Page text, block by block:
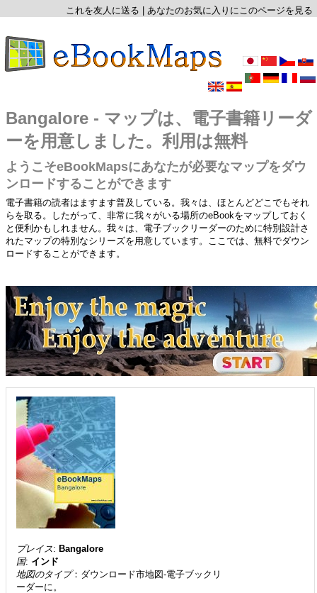
これを友人に送る あなたのお気に入りにこのページを見る
Bangalore - マップは、電子書籍リーダ
ーを用意しました。利用は無料
ようこそeBookMapsにあなたが必要なマップをダウ
ンロードすることができます
電子書籍の読者はますます普及している。我々は、ほとんどどこでもそれ
らを取る。したがって、非常に我々がいる場所のeBookをマップしておく
と便利かもしれません。我々は、電子ブックリーダーのために特別設計さ
れたマップの特別なシリーズを用意しています。ここでは、無料でダウン
ロードすることができます。
プレイス: Bangalore
国: インド
地図のタイプ：ダウンロード市地図-電子ブックリ
ーダーに。